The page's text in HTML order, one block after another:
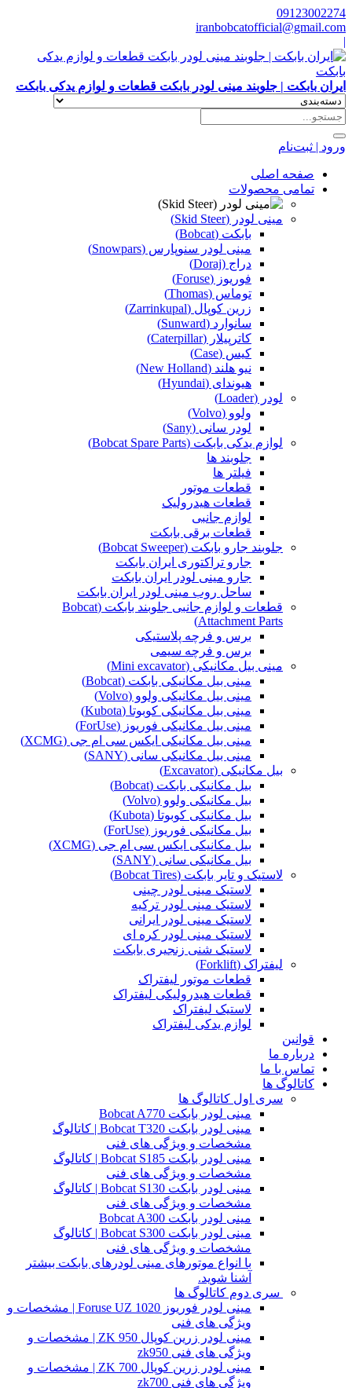
09123002274
iranbobcatofficial@gmail.com
|
ایران بابکت | جلوبند مینی لودر بابکت قطعات و لوازم یدکی بابکت
ورود | ثبت‌نام
صفحه اصلی
تمامی محصولات
مینی لودر (Skid Steer)
بابکت (Bobcat)
مینی لودر سنوپارس (Snowpars)
دراج (Doraj)
فوریوز (Foruse)
توماس (Thomas)
زرین کوپال (Zarrinkupal)
سانوارد (Sunward)
کاترپیلار (Caterpillar)
کیس (Case)
نیو هلند (New Holland)
هیوندای (Hyundai)
لودر (Loader)
ولوو (Volvo)
لودر سانی (Sany)
لوازم یدکی بابکت (Bobcat Spare Parts)
جلوبند ها
فیلتر ها
قطعات موتور
قطعات هیدرولیک
لوازم جانبی
قطعات برقی بابکت
جلوبند جارو بابکت (Bobcat Sweeper)
جارو تراکتوری ایران بابکت
جارو مینی لودر ایران بابکت
ساحل روب مینی لودر ایران بابکت
قطعات و لوازم جانبی جلوبند بابکت (Bobcat
Attachment Parts)
برس و فرچه پلاستیکی
برس و فرچه سیمی
مینی بیل مکانیکی (Mini excavator)
مینی بیل مکانیکی بابکت (Bobcat)
مینی بیل مکانیکی ولوو (Volvo)
مینی بیل مکانیکی کوبوتا (Kubota)
مینی بیل مکانیکی فوریوز (ForUse)
مینی بیل مکانیکی ایکس سی ام جی (XCMG)
مینی بیل مکانیکی سانی (SANY)
بیل مکانیکی (Excavator)
بیل مکانیکی بابکت (Bobcat)
بیل مکانیکی ولوو (Volvo)
بیل مکانیکی کوبوتا (Kubota)
بیل مکانیکی فوریوز (ForUse)
بیل مکانیکی ایکس سی ام جی (XCMG)
بیل مکانیکی سانی (SANY)
لاستیک و تایر بابکت (Bobcat Tires)
لاستیک مینی لودر چینی
لاستیک مینی لودر ترکیه
لاستیک مینی لودر ایرانی
لاستیک مینی لودر کره ای
لاستیک شنی زنجیری بابکت
لیفتراک (Forklift)
قطعات موتور لیفتراک
قطعات هیدرولیکی لیفتراک
لاستیک لیفتراک
لوازم یدکی لیفتراک
قوانین
درباره ما
تماس با ما
کاتالوگ ها
سری اول کاتالوگ ها
مینی لودر بابکت Bobcat A770
مینی لودر بابکت Bobcat T320 | کاتالوگ
مشخصات و ویژگی های فنی
مینی لودر بابکت Bobcat S185 | کاتالوگ
مشخصات و ویژگی های فنی
مینی لودر بابکت Bobcat S130 | کاتالوگ
مشخصات و ویژگی های فنی
مینی لودر بابکت Bobcat A300
مینی لودر بابکت Bobcat S300 | کاتالوگ
مشخصات و ویژگی های فنی
با انواع موتورهای مینی لودرهای بابکت بیشتر
آشنا شوید.
سری دوم کاتالوگ ها
مینی لودر فوریوز Foruse UZ 1020 | مشخصات و
ویژگی های فنی
مینی لودر زرین کوپال ZK 950 | مشخصات و
ویژگی های فنی zk950
مینی لودر زرین کوپال ZK 700 | مشخصات و
ویژگی های فنی zk700